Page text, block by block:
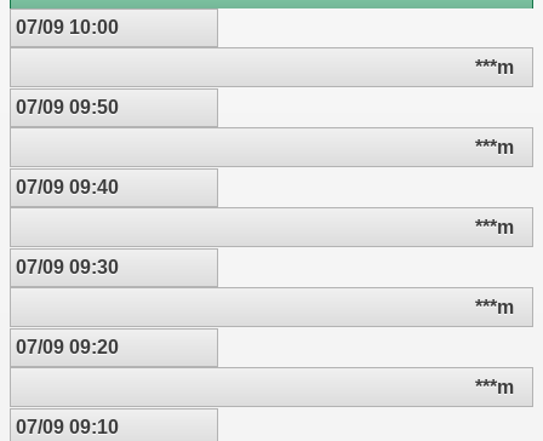
07/09 10:00
***m
07/09 09:50
***m
07/09 09:40
***m
07/09 09:30
***m
07/09 09:20
***m
07/09 09:10